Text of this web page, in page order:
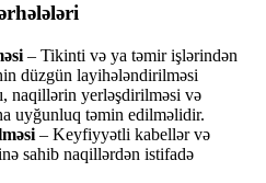
– Tikinti və ya təmir işlərindən
düzgün layihələndirilməsi
naqillərin yerləşdirilməsi və
uyğunluq təmin edilməlidir.
– Keyfiyyətli kabellər və
sahib naqillərdən istifadə